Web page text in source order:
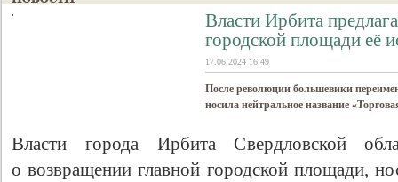
Власти Ирбита
городской площади её
17.06.2024 16:49
После революции большевики
носила нейтральное название
Власти города Ирбита Свердловской
о возвращении главной городской площади,